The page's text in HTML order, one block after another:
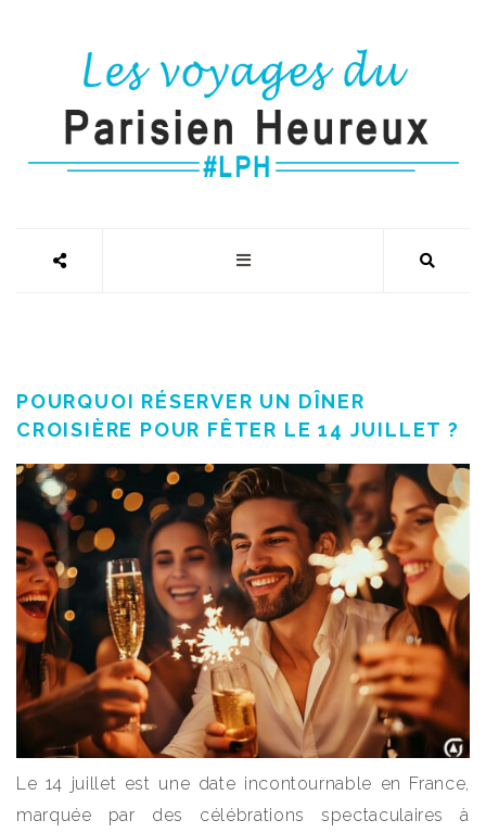
POURQUOI RÉSERVER UN DÎNER
CROISIÈRE POUR FÊTER LE 14 JUILLET ?
Le 14 juillet est une date incontournable en France,
marquée par des célébrations spectaculaires à